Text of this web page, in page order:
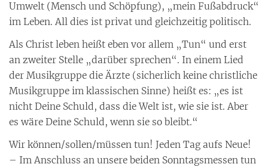
Umwelt (Mensch und Schöpfung), „mein Fußabdruck“
im Leben. All dies ist privat und gleichzeitig politisch.
Als Christ leben heißt eben vor allem „Tun“ und erst
an zweiter Stelle „darüber sprechen“. In einem Lied
der Musikgruppe die Ärzte (sicherlich keine christliche
Musikgruppe im klassischen Sinne) heißt es: „es ist
nicht Deine Schuld, dass die Welt ist, wie sie ist. Aber
es wäre Deine Schuld, wenn sie so bleibt.“
Wir können/sollen/müssen tun! Jeden Tag aufs Neue!
– Im Anschluss an unsere beiden Sonntagsmessen tun